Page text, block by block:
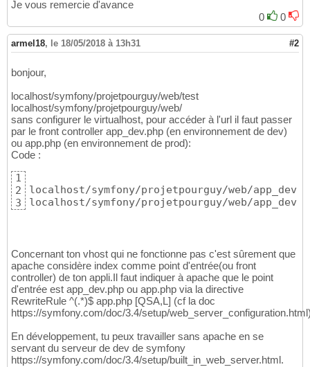
Je vous remercie d'avance
0
0
armel18, le 18/05/2018 à 13h31 #2
bonjour,
localhost/symfony/projetpourguy/web/test
localhost/symfony/projetpourguy/web/
sans configurer le virtualhost, pour accéder à l'url il faut passer
par le front controller app_dev.php (en environnement de dev)
ou app.php (en environnement de prod):
Code :
1
2
3
localhost/symfony/projetpourguy/web/
localhost/symfony/projetpourguy/web/
Concernant ton vhost qui ne fonctionne pas c'est sûrement que
apache considère index comme point d'entrée(ou front
controller) de ton appli.Il faut indiquer à apache que le point
d'entrée est app_dev.php ou app.php via la directive
RewriteRule ^(.*)$ app.php [QSA,L] (cf la doc
https://symfony.com/doc/3.4/setup/
En développement, tu peux travailler sans apache en se
servant du serveur de dev de symfony
https://symfony.com/doc/3.4/setup/built_in_web_server.html.